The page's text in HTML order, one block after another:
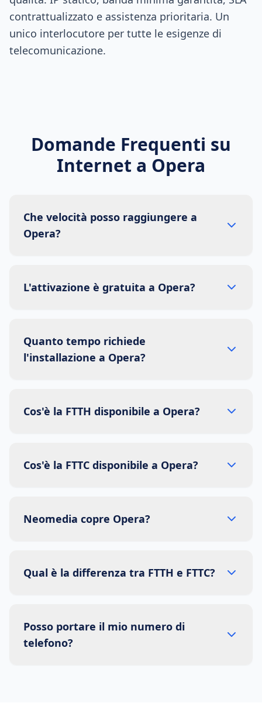
contrattualizzato e assistenza prioritaria. Un
unico interlocutore per tutte le esigenze di
telecomunicazione.
Domande Frequenti su
Internet a Opera
Che velocità posso raggiungere a
Opera?
L'attivazione è gratuita a Opera?
Quanto tempo richiede
l'installazione a Opera?
Cos'è la FTTH disponibile a Opera?
Cos'è la FTTC disponibile a Opera?
Neomedia copre Opera?
Qual è la differenza tra FTTH e FTTC?
Posso portare il mio numero di
telefono?